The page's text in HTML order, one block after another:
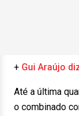
+ Gui Araújo
Até a última
o combinado